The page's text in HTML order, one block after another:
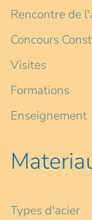
Rencontre de
Concours
Visites
Formations
Enseignement
Types d'acier